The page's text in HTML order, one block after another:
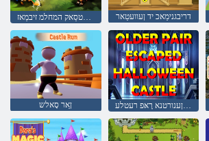
ןצישַאב עלטסַאק המחלמ זיבמַאז דריבגנימַאכ יד ןעוועטַאר
ןַאר סָאלש עלטסַאק ןעעווָאללַאה ןענורטנא רָאּפ רעטלע